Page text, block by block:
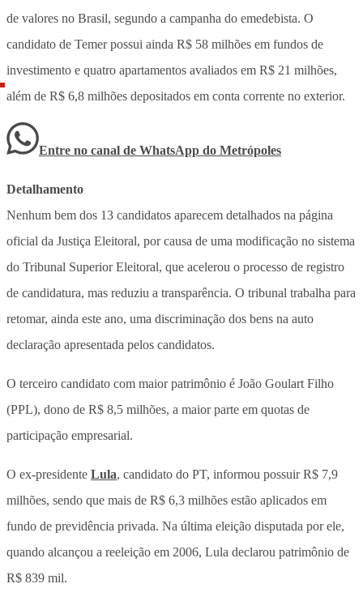
de valores no Brasil, segundo a campanha do emedebista. O
candidato de Temer possui ainda R$ 58 milhões em fundos de
investimento e quatro apartamentos avaliados em R$ 21 milhões,
além de R$ 6,8 milhões depositados em conta corrente no exterior.
Entre no canal de WhatsApp do Metrópoles
Detalhamento
Nenhum bem dos 13 candidatos aparecem detalhados na página
oficial da Justiça Eleitoral, por causa de uma modificação no sistema
do Tribunal Superior Eleitoral, que acelerou o processo de registro
de candidatura, mas reduziu a transparência. O tribunal trabalha para
retomar, ainda este ano, uma discriminação dos bens na auto
declaração apresentada pelos candidatos.
O terceiro candidato com maior patrimônio é João Goulart Filho
(PPL), dono de R$ 8,5 milhões, a maior parte em quotas de
participação empresarial.
O ex-presidente Lula, candidato do PT, informou possuir R$ 7,9
milhões, sendo que mais de R$ 6,3 milhões estão aplicados em
fundo de previdência privada. Na última eleição disputada por ele,
quando alcançou a reeleição em 2006, Lula declarou patrimônio de
R$ 839 mil.